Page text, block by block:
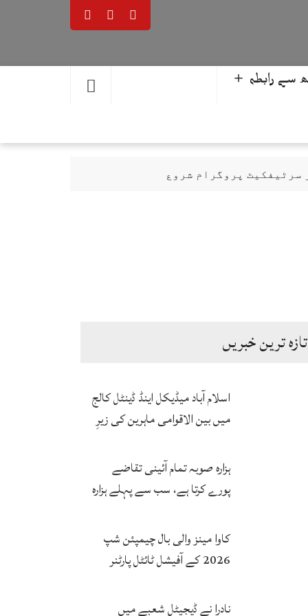
سے رابطہ ＋
سرٹیفکیٹ پروگرام شروع
تازہ ترین خبریں
اسلام آباد میڈیکل اینڈ ڈینٹل کالج
میں بین الاقوامی ماہرین کی زیرِ
سرٹیفکیٹ پروگرام شروع
ہزارہ صوبہ تمام آئینی تقاضے
پورے کرتا ہے، سب سے پہلے ہزارہ
محمد یوسف
کاوا مینز والی بال چیمپئن شپ
2026 کے آفیشل ٹائٹل پارٹنر
فتح پر جشن
نادرا نے ڈیجیٹل شعبے میں